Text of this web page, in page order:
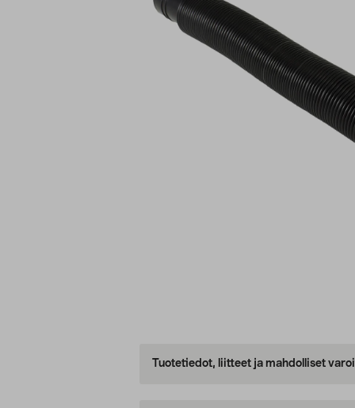
Tuotetiedot, liitteet ja mahdolliset